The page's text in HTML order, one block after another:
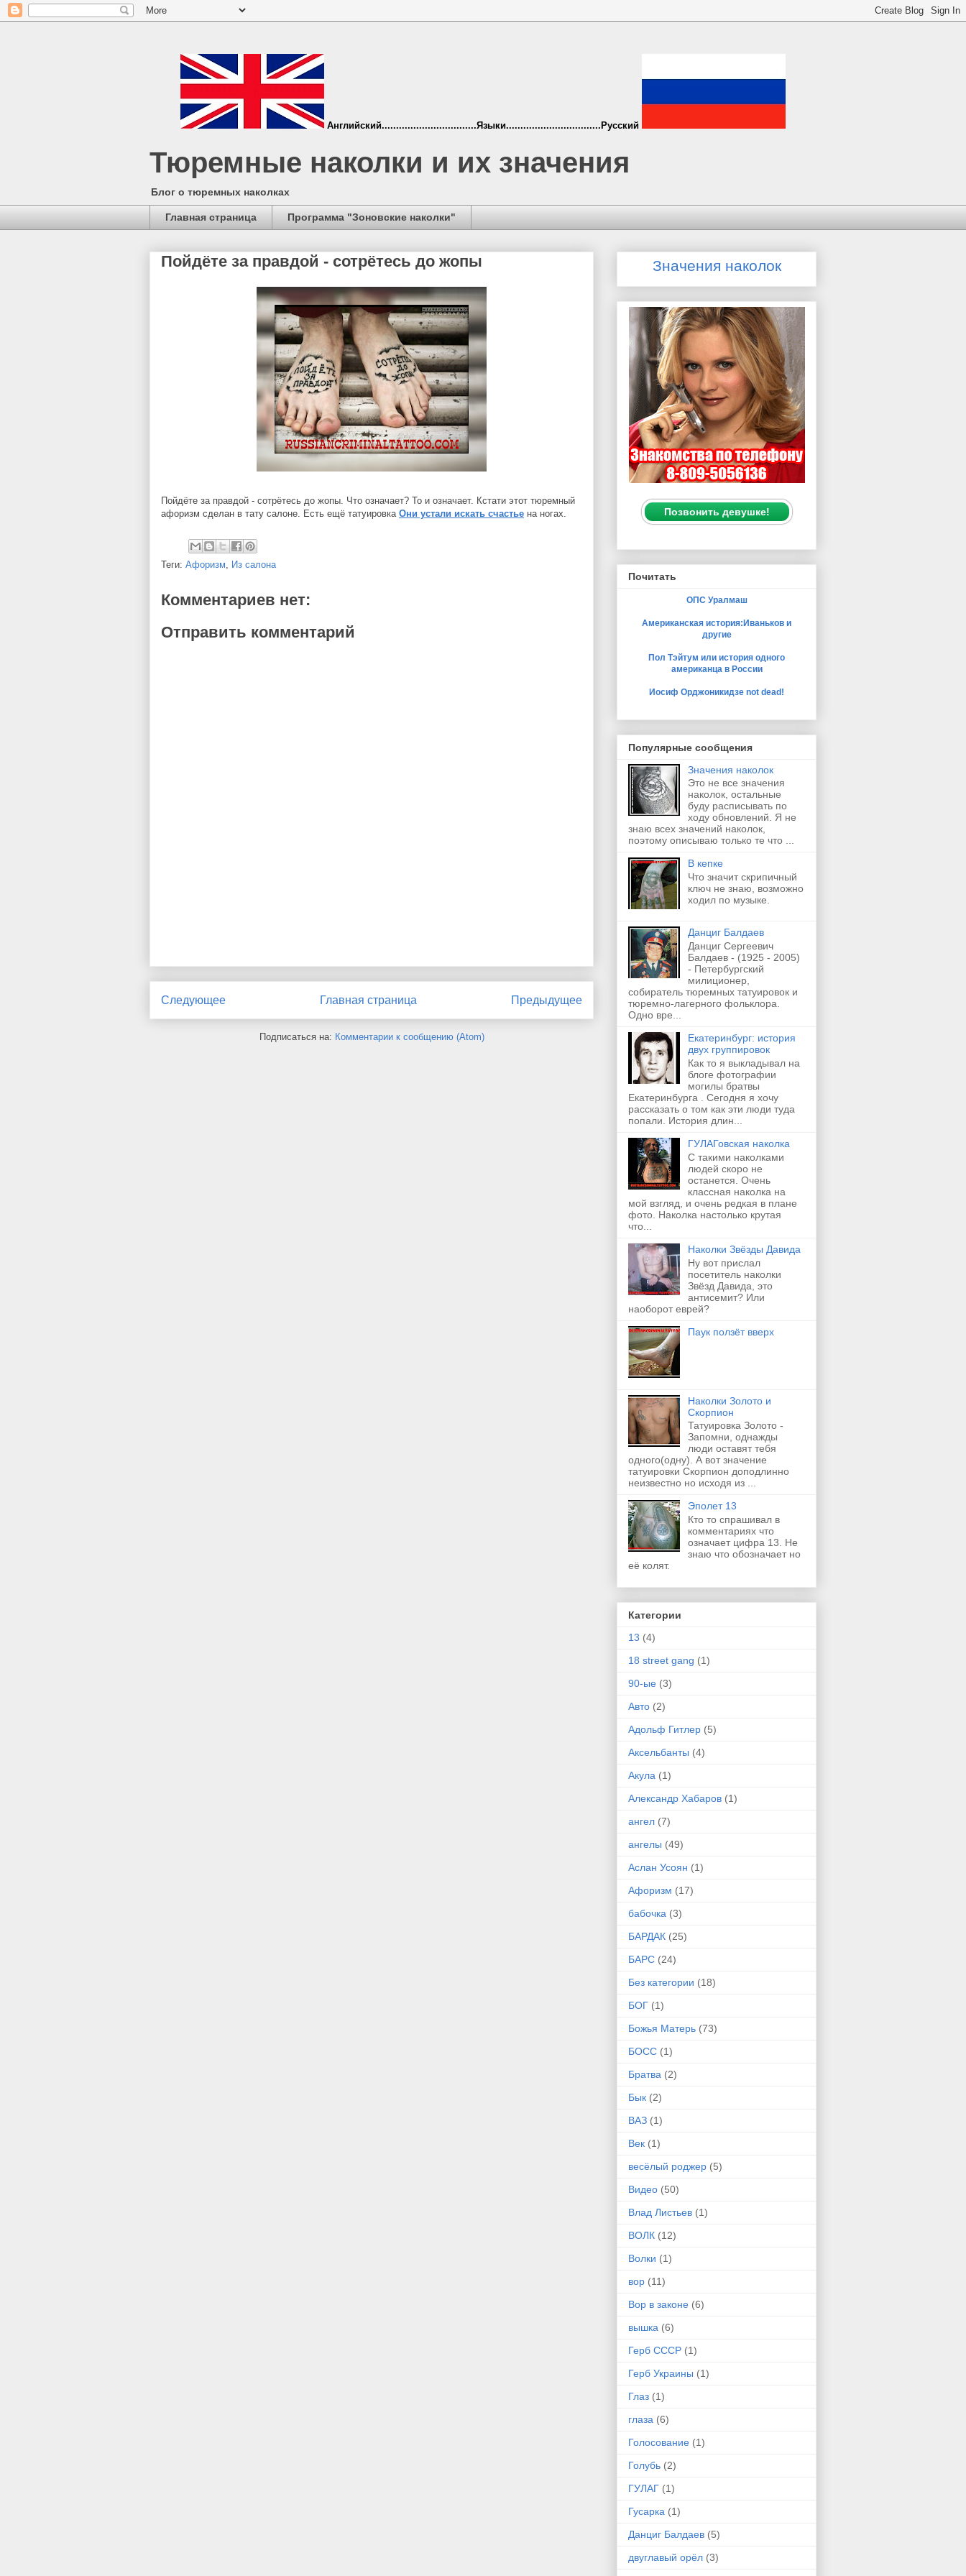
Английский.................................Языки.................................Русский
Тюремные наколки и их значения
Блог о тюремных наколках
Главная страница Программа "Зоновские наколки"
Пойдёте за правдой - сотрётесь до жопы
Пойдёте за правдой - сотрётесь до жопы. Что означает? То и означает. Кстати этот тюремный
афоризм сделан в тату салоне. Есть ещё татуировка Они устали искать счастье на ногах.
Теги: Афоризм Из салона
Комментариев нет:
Отправить комментарий
Следующее Предыдущее
Главная страница
Подписаться на: Комментарии к сообщению (Atom)
Значения наколок
Позвонить девушке!
Почитать
ОПС Уралмаш
Американская история:Иваньков и
другие
Пол Тэйтум или история одного
американца в России
Иосиф Орджоникидзе not dead!
Популярные сообщения
Значения наколок
Это не все значения
наколок, остальные
буду расписывать по
ходу обновлений. Я не
знаю всех значений наколок,
поэтому описываю только те что ...
В кепке
Что значит скрипичный
ключ не знаю, возможно
ходил по музыке.
Данциг Балдаев
Данциг Сергеевич
Балдаев - (1925 - 2005)
- Петербургский
милиционер,
собиратель тюремных татуировок и
тюремно-лагерного фольклора.
Одно вре...
Екатеринбург: история
двух группировок
Как то я выкладывал на
блоге фотографии
могилы братвы
Екатеринбурга . Сегодня я хочу
рассказать о том как эти люди туда
попали. История длин...
ГУЛАГовская наколка
С такими наколками
людей скоро не
останется. Очень
классная наколка на
мой взгляд, и очень редкая в плане
фото. Наколка настолько крутая
что...
Наколки Звёзды Давида
Ну вот прислал
посетитель наколки
Звёзд Давида, это
антисемит? Или
наоборот еврей?
Паук ползёт вверх
Наколки Золото и
Скорпион
Татуировка Золото -
Запомни, однажды
люди оставят тебя
одного(одну). А вот значение
татуировки Скорпион доподлинно
неизвестно но исходя из ...
Эполет 13
Кто то спрашивал в
комментариях что
означает цифра 13. Не
знаю что обозначает но
её колят.
Категории
13 (4)
18 street gang (1)
90-ые (3)
Авто (2)
Адольф Гитлер (5)
Аксельбанты (4)
Акула (1)
Александр Хабаров (1)
ангел (7)
ангелы (49)
Аслан Усоян (1)
Афоризм (17)
бабочка (3)
БАРДАК (25)
БАРС (24)
Без категории (18)
БОГ (1)
Божья Матерь (73)
БОСС (1)
Братва (2)
Бык (2)
ВАЗ (1)
Век (1)
весёлый роджер (5)
Видео (50)
Влад Листьев (1)
ВОЛК (12)
Волки (1)
вор (11)
Вор в законе (6)
вышка (6)
Герб СССР (1)
Герб Украины (1)
Глаз (1)
глаза (6)
Голосование (1)
Голубь (2)
ГУЛАГ (1)
Гусарка (1)
Данциг Балдаев (5)
двуглавый орёл (3)